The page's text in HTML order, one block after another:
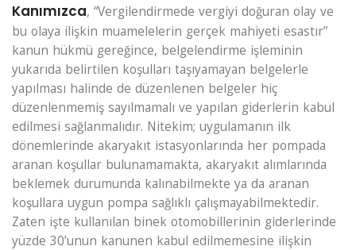
Kanımızca, “Vergilendirmede vergiyi doğuran olay ve
bu olaya ilişkin muamelelerin gerçek mahiyeti esastır”
kanun hükmü gereğince, belgelendirme işleminin
yukarıda belirtilen koşulları taşıyamayan belgelerle
yapılması halinde de düzenlenen belgeler hiç
düzenlenmemiş sayılmamalı ve yapılan giderlerin kabul
edilmesi sağlanmalıdır. Nitekim; uygulamanın ilk
dönemlerinde akaryakıt istasyonlarında her pompada
aranan koşullar bulunamamakta, akaryakıt alımlarında
beklemek durumunda kalınabilmekte ya da aranan
koşullara uygun pompa sağlıklı çalışmayabilmektedir.
Zaten işte kullanılan binek otomobillerinin giderlerinde
yüzde 30’unun kanunen kabul edilmemesine ilişkin